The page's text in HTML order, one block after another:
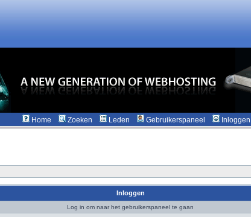
Home Zoeken Leden Gebruikerspaneel Inloggen
Inloggen
Log in om naar het gebruikerspaneel te gaan